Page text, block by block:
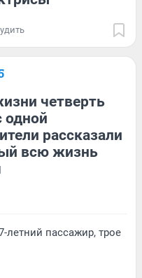
четверть
одной
рассказали
всю жизнь
летний пассажир, трое